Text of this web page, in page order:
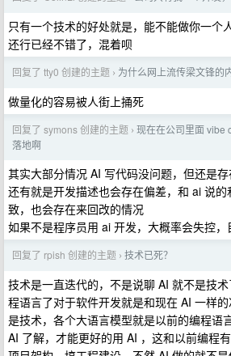
只有一个技术的好处就是，能不能做你一个
还行已经不错了，混着呗
回复了 tty0 创建的主题 › 为什么网上流传梁文锋的
做量化的容易被人街上捅死
回复了 symons 创建的主题 › 现在在公司里面 vibe
落地啊
其实大部分情况 AI 写代码没问题，但还是
还有就是开发描述也会存在偏差，和 ai 说
致，也会存在来回改的情况
如果不是程序员用 ai 开发，大概率会失控
回复了 rpish 创建的主题 › 技术已死？
技术是一直迭代的，不是说聊 AI 就不是技
程语言了对于软件开发就是和现在 AI 一样
是技术，各个大语言模型就是以前的编程语
AI 了解，才能更好的用 AI ，这和以前编程